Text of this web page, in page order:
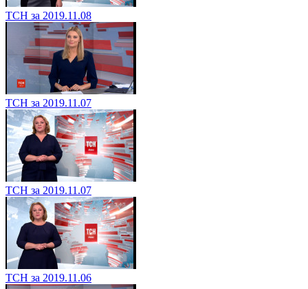
ТСН за 2019.11.08
ТСН за 2019.11.07
ТСН за 2019.11.07
ТСН за 2019.11.06